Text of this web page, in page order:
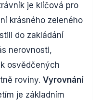
je klíčová pro
krásného zeleného
do zakládání
nerovnosti,
osvědčených
roviny. Vyrovnání
je základním